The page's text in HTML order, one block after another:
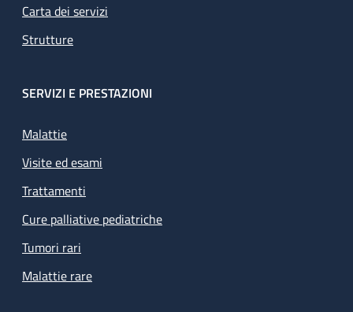
Carta dei servizi
Strutture
SERVIZI E PRESTAZIONI
Malattie
Visite ed esami
Trattamenti
Cure palliative pediatriche
Tumori rari
Malattie rare